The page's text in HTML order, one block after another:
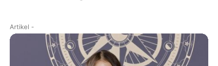
Artikel -